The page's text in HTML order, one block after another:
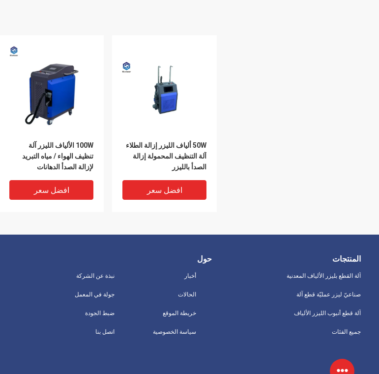
100W الألياف الليزر آلة
تنظيف الهواء / مياه التبريد
لإزالة الصدأ الدهانات
افضل سعر
50W ألياف الليزر إزالة الطلاء
آلة التنظيف المحمولة إزالة
الصدأ بالليزر
افضل سعر
آلة تنظيف ليزر الألياف
حول
نبذة عن الشركة
جولة في المعمل
ضبط الجودة
اتصل بنا
أخبار
الحالات
خريطة الموقع
سياسة الخصوصية
المنتجات
آلة القطع بليزر الألياف المعدنية
صناعيّ ليزر عمليّة قطع آلة
آلة قطع أنبوب الليزر الألياف
جميع الفئات